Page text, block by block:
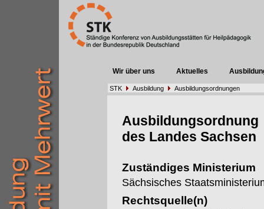
Wir über uns Aktuelles
STK Ausbildung Ausbildungsordnungen
Ausbildungsordnung
des Landes Sachsen
Zuständiges Ministerium
Sächsisches
Rechtsquelle(n)